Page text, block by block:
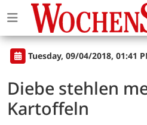
Tuesday, 09/04/2018, 01:41
Diebe stehlen
Kartoffeln